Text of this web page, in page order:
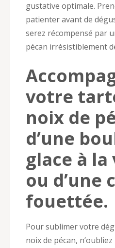
gustative optimale.
patienter avant de
serez récompensé par
pécan irrésistiblement
votre
noix de
d’une
glace à
ou d’une
fouettée.
Pour sublimer votre
noix de pécan,